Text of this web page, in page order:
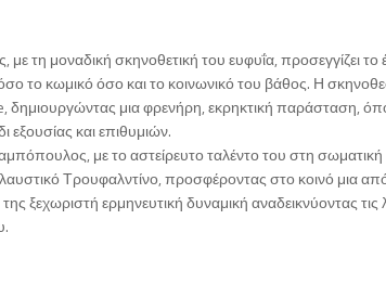
με τη μοναδική σκηνοθετική του ευφυΐα, προσεγγίζει
το κωμικό όσο και το κοινωνικό του βάθος. Η
δημιουργώντας μια φρενήρη, εκρηκτική παράσταση,
εξουσίας και επιθυμιών.
με το αστείρευτο ταλέντο του στη σωματική
Τρουφαλντίνο, προσφέροντας στο κοινό μια
ξεχωριστή ερμηνευτική δυναμική αναδεικνύοντας